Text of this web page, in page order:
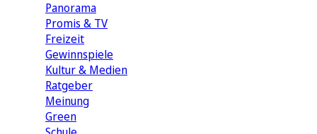
Panorama
Promis & TV
Freizeit
Gewinnspiele
Kultur & Medien
Ratgeber
Meinung
Green